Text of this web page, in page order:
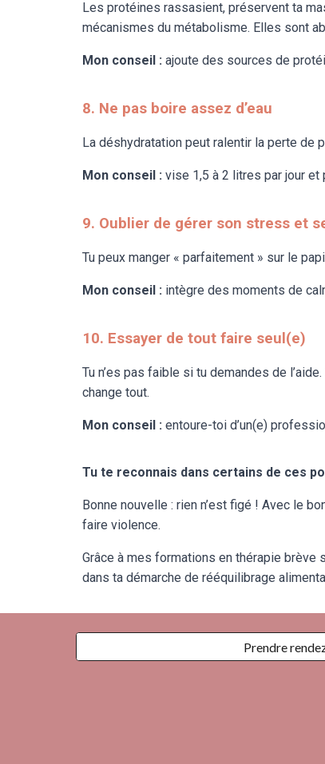
Les protéines rassasient, préservent ta
mécanismes du métabolisme. Elles sont
Mon conseil : ajoute des sources de
8. Ne pas boire assez d’eau
La déshydratation peut ralentir la perte de
Mon conseil : vise 1,5 à 2 litres par jour et
9. Oublier de gérer son stress et
Tu peux manger « parfaitement » sur le
Mon conseil : intègre des moments de
10. Essayer de tout faire seul(e)
Tu n’es pas faible si tu demandes de
change tout.
Mon conseil : entoure-toi d’un(e)
Tu te reconnais dans certains de ces
Bonne nouvelle : rien n’est figé ! Avec le
faire violence.
Grâce à mes formations en thérapie
dans ta démarche de rééquilibrage
Prendre